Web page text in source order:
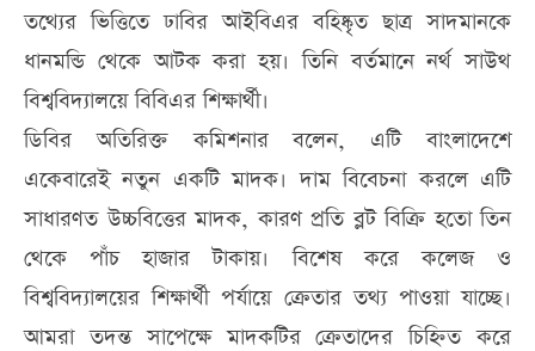
তথ্যের ভিত্তিতে ঢাবির আইবিএর বহিষ্কৃত ছাত্র সাদমানকে
ধানমন্ডি থেকে আটক করা হয়। তিনি বর্তমানে নর্থ সাউথ
বিশ্ববিদ্যালয়ে বিবিএর শিক্ষার্থী।
ডিবির অতিরিক্ত কমিশনার বলেন, এটি বাংলাদেশে
একেবারেই নতুন একটি মাদক। দাম বিবেচনা করলে এটি
সাধারণত উচ্চবিত্তের মাদক, কারণ প্রতি ব্লট বিক্রি হতো তিন
থেকে পাঁচ হাজার টাকায়। বিশেষ করে কলেজ ও
বিশ্ববিদ্যালয়ের শিক্ষার্থী পর্যায়ে ক্রেতার তথ্য পাওয়া যাচ্ছে।
আমরা তদন্ত সাপেক্ষে মাদকটির ক্রেতাদের চিহ্নিত করে